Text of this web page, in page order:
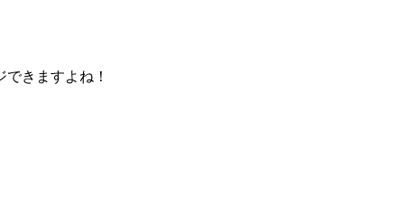
きますよね！